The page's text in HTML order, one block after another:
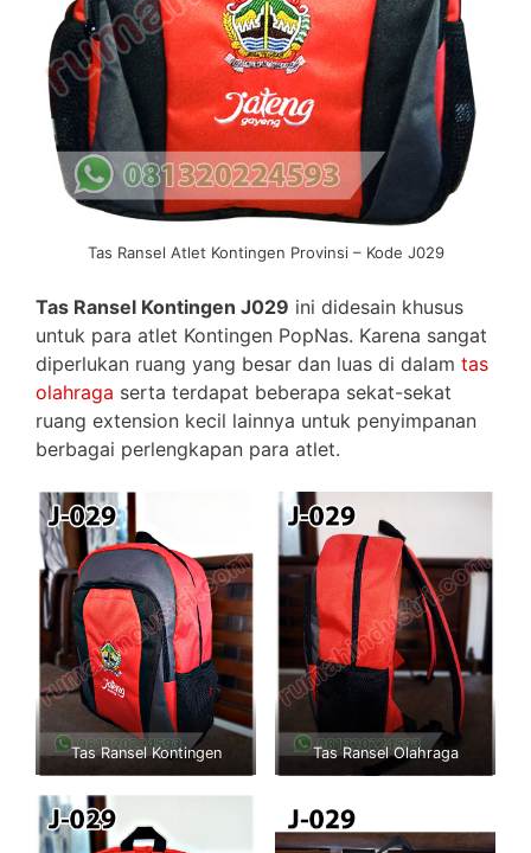
Tas Ransel Atlet Kontingen Provinsi – Kode J029
Tas Ransel Kontingen J029 ini didesain khusus
untuk para atlet Kontingen PopNas. Karena sangat
diperlukan ruang yang besar dan luas di dalam tas
olahraga serta terdapat beberapa sekat-sekat
ruang extension kecil lainnya untuk penyimpanan
berbagai perlengkapan para atlet.
Tas Ransel Kontingen Tas Ransel Olahraga